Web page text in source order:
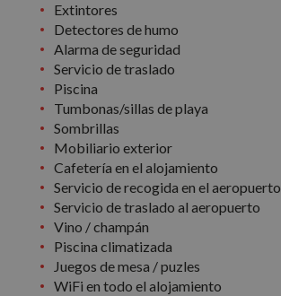
Extintores
Detectores de humo
Alarma de seguridad
Servicio de traslado
Piscina
Tumbonas/sillas de playa
Sombrillas
Mobiliario exterior
Cafetería en el alojamiento
Servicio de recogida en el aeropuerto
Servicio de traslado al aeropuerto
Vino / champán
Piscina climatizada
Juegos de mesa / puzles
WiFi en todo el alojamiento